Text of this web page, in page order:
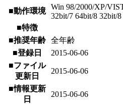
■動作環境 Win 98/2000/XP/
32bit/7 64bit/8 32bit/
■特徴
■推奨年齢 全年齢
■登録日
2015-06-06
■ファイル
更新日
2015-06-06
■情報更新
日
2015-06-06